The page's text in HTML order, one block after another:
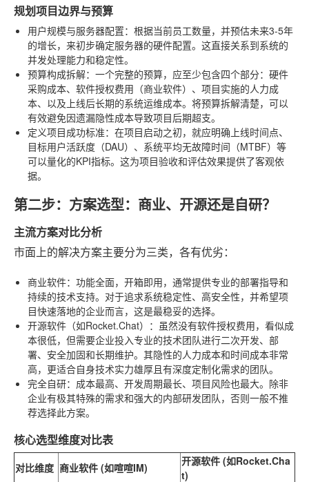
规划项目边界与预算
用户规模与服务器配置：根据当前员工数量，并预估未来3-5年
的增长，来初步确定服务器的硬件配置。这直接关系到系统的
并发处理能力和稳定性。
预算构成拆解：一个完整的预算，应至少包含四个部分：硬件
采购成本、软件授权费用（商业软件）、项目实施的人力成
本、以及上线后长期的系统运维成本。将预算拆解清楚，可以
有效避免因遗漏隐性成本导致项目后期超支。
定义项目成功标准：在项目启动之初，就应明确上线时间点、
目标用户活跃度（DAU）、系统平均无故障时间（MTBF）等
可以量化的KPI指标。这为项目验收和评估效果提供了客观依
据。
第二步：方案选型：商业、开源还是自研？
主流方案对比分析
市面上的解决方案主要分为三类，各有优劣：
商业软件：功能全面，开箱即用，通常提供专业的部署指导和
持续的技术支持。对于追求系统稳定性、高安全性，并希望项
目快速落地的企业而言，这是最稳妥的选择。
开源软件（如Rocket.Chat） ：虽然没有软件授权费用，看似成
本很低，但需要企业投入专业的技术团队进行二次开发、部
署、安全加固和长期维护。其隐性的人力成本和时间成本非常
高，更适合自身技术实力雄厚且有深度定制化需求的团队。
完全自研：成本最高、开发周期最长、项目风险也最大。除非
企业有极其特殊的需求和强大的内部研发团队，否则一般不推
荐选择此方案。
核心选型维度对比表
对比维度 商业软件 (如喧喧IM)
开源软件 (如Rocket.Cha
t)